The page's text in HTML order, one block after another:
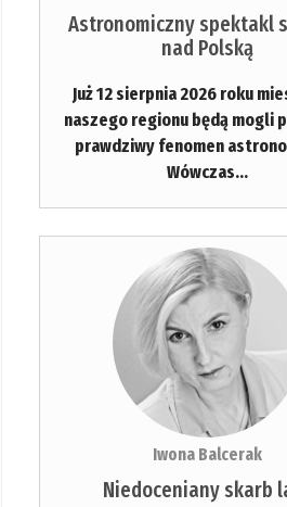
Astronomiczny spektakl
nad Polską
Już 12 sierpnia 2026 roku
naszego regionu będą mogli
prawdziwy fenomen
Wówczas...
Iwona Balcerak
Niedoceniany skarb